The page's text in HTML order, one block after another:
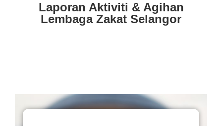
Laporan Aktiviti & Agihan
Lembaga Zakat Selangor